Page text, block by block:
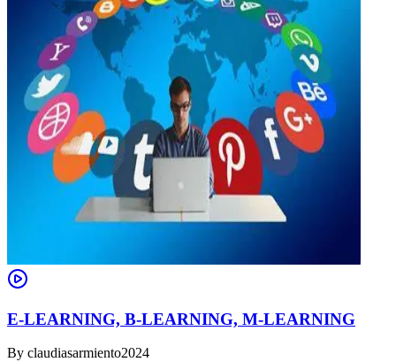
E-LEARNING, B-LEARNING, M-LEARNING
By claudiasarmiento2024